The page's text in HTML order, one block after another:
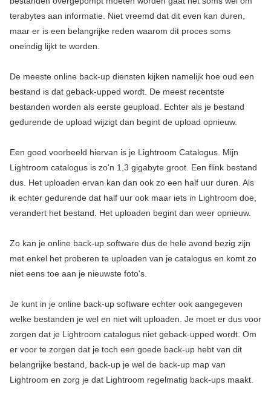
terabytes aan informatie. Niet vreemd dat dit even kan duren,
maar er is een belangrijke reden waarom dit proces soms
oneindig lijkt te worden.
De meeste online back-up diensten kijken namelijk hoe oud een
bestand is dat geback-upped wordt. De meest recentste
bestanden worden als eerste geupload. Echter als je bestand
gedurende de upload wijzigt dan begint de upload opnieuw.
Een goed voorbeeld hiervan is je Lightroom Catalogus. Mijn
Lightroom catalogus is zo'n 1,3 gigabyte groot. Een flink bestand
dus. Het uploaden ervan kan dan ook zo een half uur duren. Als
ik echter gedurende dat half uur ook maar iets in Lightroom doe,
verandert het bestand. Het uploaden begint dan weer opnieuw.
Zo kan je online back-up software dus de hele avond bezig zijn
met enkel het proberen te uploaden van je catalogus en komt zo
niet eens toe aan je nieuwste foto's.
Je kunt in je online back-up software echter ook aangegeven
welke bestanden je wel en niet wilt uploaden. Je moet er dus voor
zorgen dat je Lightroom catalogus niet geback-upped wordt. Om
er voor te zorgen dat je toch een goede back-up hebt van dit
belangrijke bestand, back-up je wel de back-up map van
Lightroom en zorg je dat Lightroom regelmatig back-ups maakt.